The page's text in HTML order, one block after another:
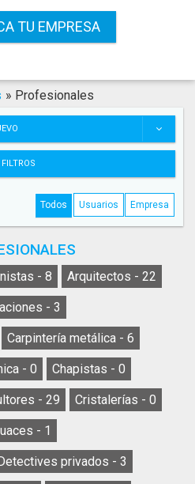
TU EMPRESA
» Profesionales
FILTROS
Todos Usuarios Empresa
- 8 Arquitectos - 22
- 3
Carpintería metálica - 6
- 0 Chapistas - 0
- 29 Cristalerías - 0
- 1
Detectives privados - 3